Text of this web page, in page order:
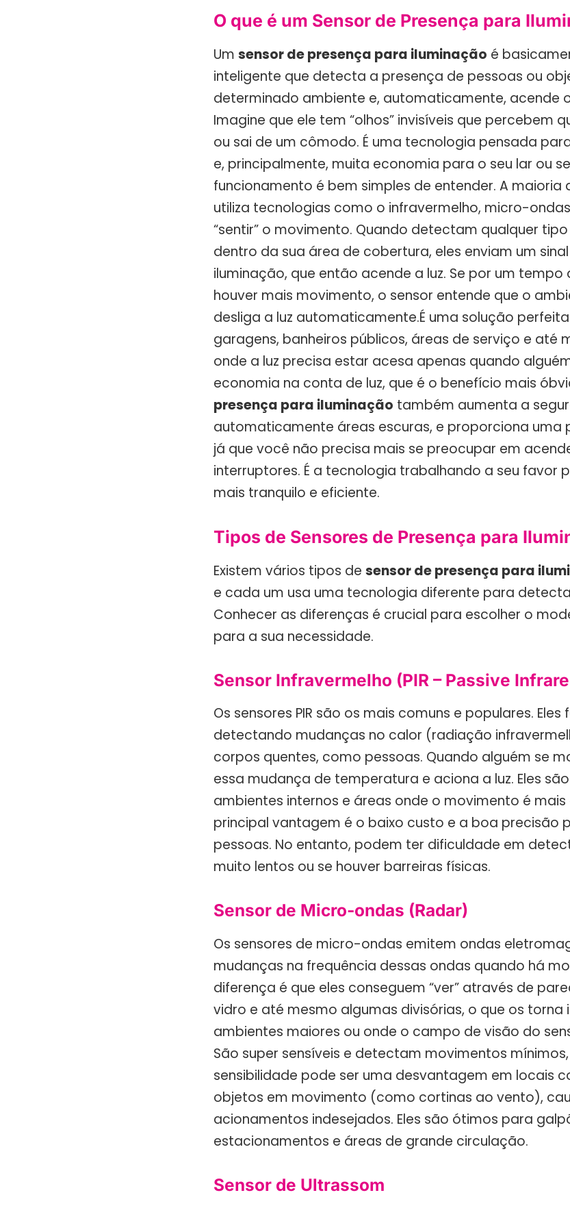
O que é um Sensor de Presença para
Um sensor de presença para iluminação é
inteligente que detecta a presença de pessoas ou
determinado ambiente e, automaticamente, acende
Imagine que ele tem “olhos” invisíveis que percebem
ou sai de um cômodo. É uma tecnologia pensada
e, principalmente, muita economia para o seu lar ou
funcionamento é bem simples de entender. A maioria
utiliza tecnologias como o infravermelho, micro-
“sentir” o movimento. Quando detectam qualquer
dentro da sua área de cobertura, eles enviam um
iluminação, que então acende a luz. Se por um
houver mais movimento, o sensor entende que o
desliga a luz automaticamente.É uma solução
garagens, banheiros públicos, áreas de serviço e até
onde a luz precisa estar acesa apenas quando
economia na conta de luz, que é o benefício mais
presença para iluminação também aumenta a
automaticamente áreas escuras, e proporciona uma
já que você não precisa mais se preocupar em
interruptores. É a tecnologia trabalhando a seu favor
mais tranquilo e eficiente.
Tipos de Sensores de Presença para
Existem vários tipos de sensor de presença para
e cada um usa uma tecnologia diferente para
Conhecer as diferenças é crucial para escolher o
para a sua necessidade.
Sensor Infravermelho (PIR – Passive
Os sensores PIR são os mais comuns e populares. Eles
detectando mudanças no calor (radiação
corpos quentes, como pessoas. Quando alguém se
essa mudança de temperatura e aciona a luz. Eles
ambientes internos e áreas onde o movimento é mais
principal vantagem é o baixo custo e a boa precisão
pessoas. No entanto, podem ter dificuldade em
muito lentos ou se houver barreiras físicas.
Sensor de Micro-ondas (Radar)
Os sensores de micro-ondas emitem ondas
mudanças na frequência dessas ondas quando há
diferença é que eles conseguem “ver” através de
vidro e até mesmo algumas divisórias, o que os torna
ambientes maiores ou onde o campo de visão do
São super sensíveis e detectam movimentos
sensibilidade pode ser uma desvantagem em locais
objetos em movimento (como cortinas ao vento),
acionamentos indesejados. Eles são ótimos para
estacionamentos e áreas de grande circulação.
Sensor de Ultrassom